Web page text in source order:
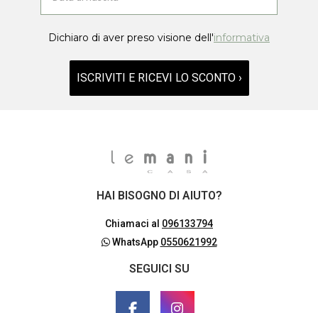
Dichiaro di aver preso visione dell'informativa
ISCRIVITI E RICEVI LO SCONTO ›
HAI BISOGNO DI AIUTO?
Chiamaci al 096133794
WhatsApp 0550621992
SEGUICI SU